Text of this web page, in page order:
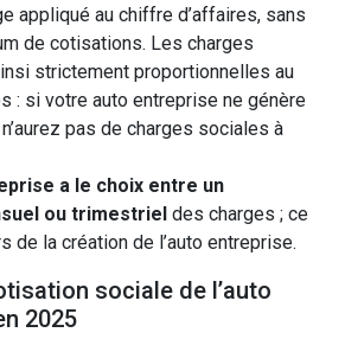
appliqué au chiffre d’affaires, sans
de cotisations. Les charges
strictement proportionnelles au
: si votre auto entreprise ne génère
pas de charges sociales à
a le choix entre un
ou trimestriel des charges ; ce
de la création de l’auto entreprise.
sociale de l’auto
2025